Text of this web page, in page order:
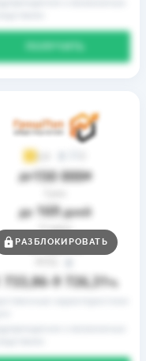
3,9
до150 000₴
до 169дней
Ставка
от0,01%
733,86– 9 726,31%
РАЗБЛОКИРОВАТЬ